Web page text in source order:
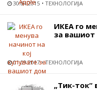
30.04.2015 ТЕХНОЛОГИЈА
ИКЕА го
за
01.09.2017 ТЕХНОЛОГИЈА
„Тик-ток“